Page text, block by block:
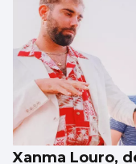
Xanma Louro,